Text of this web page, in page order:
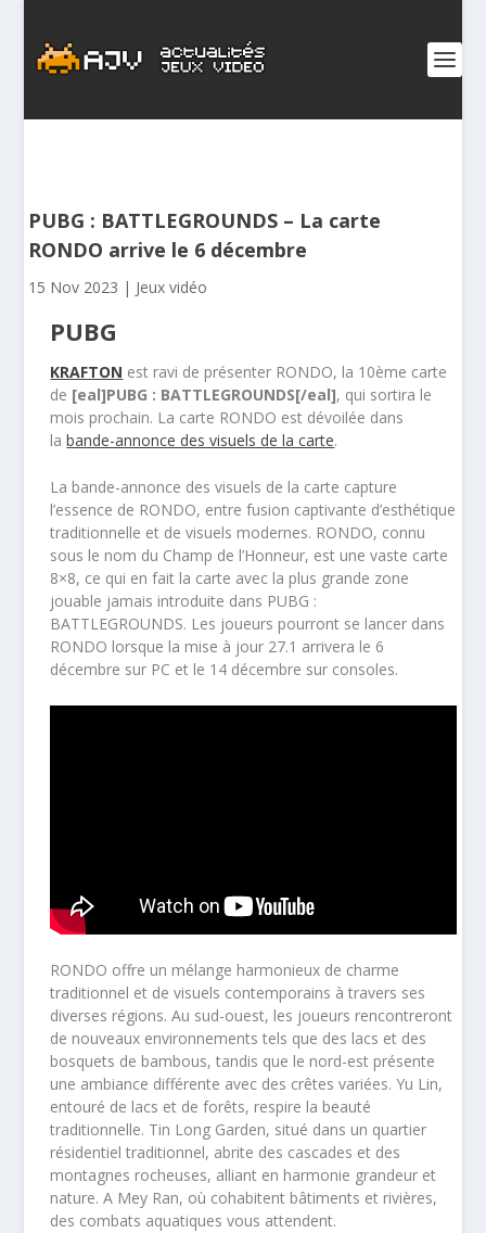
PUBG : BATTLEGROUNDS – La carte
RONDO arrive le 6 décembre
15 Nov 2023 | Jeux vidéo
PUBG
KRAFTON est ravi de présenter RONDO, la 10ème carte
de [eal]PUBG : BATTLEGROUNDS[/eal], qui sortira le
mois prochain. La carte RONDO est dévoilée dans
labande-annonce des visuels de la carte.
La bande-annonce des visuels de la carte capture
l’essence de RONDO, entre fusion captivante d’esthétique
traditionnelle et de visuels modernes. RONDO, connu
sous le nom du Champ de l’Honneur, est une vaste carte
8×8, ce qui en fait la carte avec la plus grande zone
jouable jamais introduite dans PUBG :
BATTLEGROUNDS. Les joueurs pourront se lancer dans
RONDO lorsque la mise à jour 27.1 arrivera le 6
décembre sur PC et le 14 décembre sur consoles.
RONDO offre un mélange harmonieux de charme
traditionnel et de visuels contemporains à travers ses
diverses régions. Au sud-ouest, les joueurs rencontreront
de nouveaux environnements tels que des lacs et des
bosquets de bambous, tandis que le nord-est présente
une ambiance différente avec des crêtes variées. Yu Lin,
entouré de lacs et de forêts, respire la beauté
traditionnelle. Tin Long Garden, situé dans un quartier
résidentiel traditionnel, abrite des cascades et des
montagnes rocheuses, alliant en harmonie grandeur et
nature. A Mey Ran, où cohabitent bâtiments et rivières,
des combats aquatiques vous attendent.